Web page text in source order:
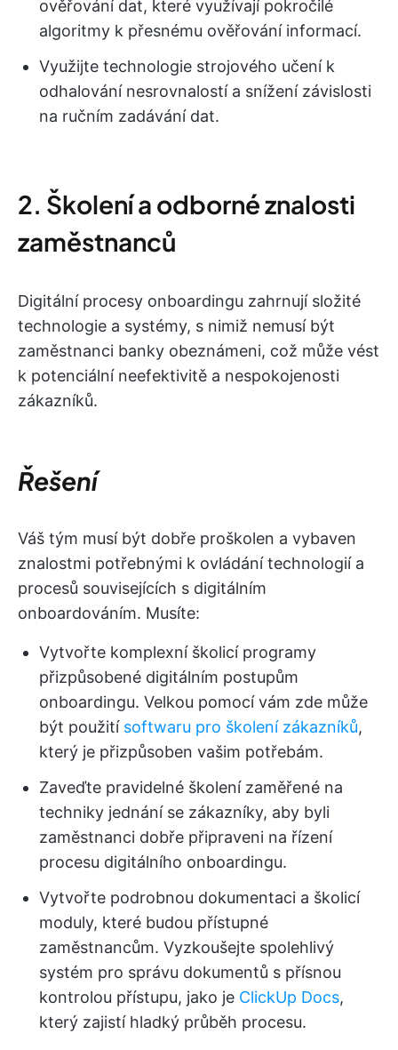
ověřování dat, které využívají pokročilé
algoritmy k přesnému ověřování informací.
Využijte technologie strojového učení k
odhalování nesrovnalostí a snížení závislosti
na ručním zadávání dat.
2. Školení a odborné znalosti
zaměstnanců
Digitální procesy onboardingu zahrnují složité
technologie a systémy, s nimiž nemusí být
zaměstnanci banky obeznámeni, což může vést
k potenciální neefektivitě a nespokojenosti
zákazníků.
Řešení
Váš tým musí být dobře proškolen a vybaven
znalostmi potřebnými k ovládání technologií a
procesů souvisejících s digitálním
onboardováním. Musíte:
Vytvořte komplexní školicí programy
přizpůsobené digitálním postupům
onboardingu. Velkou pomocí vám zde může
být použití softwaru pro školení zákazníků,
který je přizpůsoben vašim potřebám.
Zaveďte pravidelné školení zaměřené na
techniky jednání se zákazníky, aby byli
zaměstnanci dobře připraveni na řízení
procesu digitálního onboardingu.
Vytvořte podrobnou dokumentaci a školicí
moduly, které budou přístupné
zaměstnancům. Vyzkoušejte spolehlivý
systém pro správu dokumentů s přísnou
kontrolou přístupu, jako je ClickUp Docs,
který zajistí hladký průběh procesu.